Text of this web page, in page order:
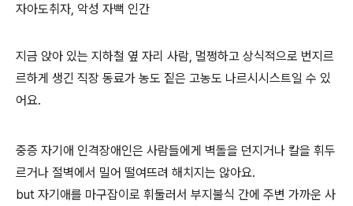
자아도취자, 악성 자뻑 인간
지금 앉아 있는 지하철 옆 자리 사람, 멀쩡하고 상식적으로 번지르
르하게 생긴 직장 동료가 농도 짙은 고농도 나르시시스트일 수 있
어요.
중증 자기애 인격장애인은 사람들에게 벽돌을 던지거나 칼을 휘두
르거나 절벽에서 밀어 떨여뜨려 해치지는 않아요.
but 자기애를 마구잡이로 휘둘러서 부지불식 간에 주변 가까운 사